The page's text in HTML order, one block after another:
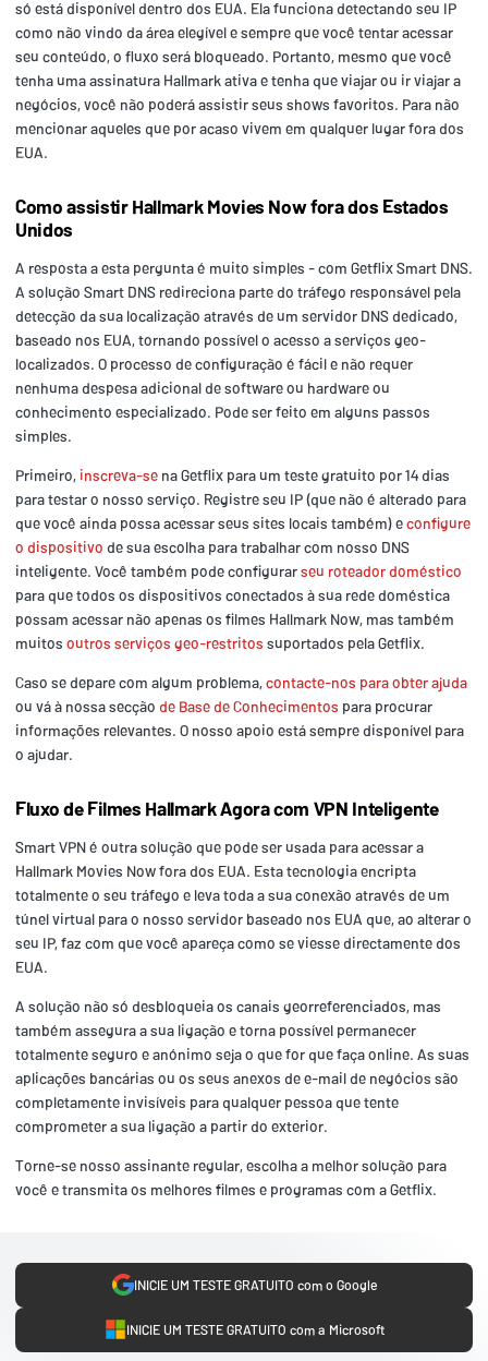
só está disponível dentro dos EUA. Ela funciona detectando seu IP
como não vindo da área elegível e sempre que você tentar acessar
seu conteúdo, o fluxo será bloqueado. Portanto, mesmo que você
tenha uma assinatura Hallmark ativa e tenha que viajar ou ir viajar a
negócios, você não poderá assistir seus shows favoritos. Para não
mencionar aqueles que por acaso vivem em qualquer lugar fora dos
EUA.
Como assistir Hallmark Movies Now fora dos Estados
Unidos
A resposta a esta pergunta é muito simples - com Getflix Smart DNS.
A solução Smart DNS redireciona parte do tráfego responsável pela
detecção da sua localização através de um servidor DNS dedicado,
baseado nos EUA, tornando possível o acesso a serviços geo-
localizados. O processo de configuração é fácil e não requer
nenhuma despesa adicional de software ou hardware ou
conhecimento especializado. Pode ser feito em alguns passos
simples.
Primeiro, inscreva-se na Getflix para um teste gratuito por 14 dias
para testar o nosso serviço. Registre seu IP (que não é alterado para
que você ainda possa acessar seus sites locais também) econfigure
o dispositivo de sua escolha para trabalhar com nosso DNS
inteligente. Você também pode configurarseu roteador doméstico
para que todos os dispositivos conectados à sua rede doméstica
possam acessar não apenas os filmes Hallmark Now, mas também
muitos outros serviços geo-restritos suportados pela Getflix.
Caso se depare com algum problema,contacte-nos para obter ajuda
ou vá à nossa secção de Base de Conhecimentos para procurar
informações relevantes. O nosso apoio está sempre disponível para
o ajudar.
Fluxo de Filmes Hallmark Agora com VPN Inteligente
Smart VPN é outra solução que pode ser usada para acessar a
Hallmark Movies Now fora dos EUA. Esta tecnologia encripta
totalmente o seu tráfego e leva toda a sua conexão através de um
túnel virtual para o nosso servidor baseado nos EUA que, ao alterar o
seu IP, faz com que você apareça como se viesse directamente dos
EUA.
A solução não só desbloqueia os canais georreferenciados, mas
também assegura a sua ligação e torna possível permanecer
totalmente seguro e anónimo seja o que for que faça online. As suas
aplicações bancárias ou os seus anexos de e-mail de negócios são
completamente invisíveis para qualquer pessoa que tente
comprometer a sua ligação a partir do exterior.
Torne-se nosso assinante regular, escolha a melhor solução para
você e transmita os melhores filmes e programas com a Getflix.
INICIE UM TESTE GRATUITO com o Google
INICIE UM TESTE GRATUITO com a Microsoft